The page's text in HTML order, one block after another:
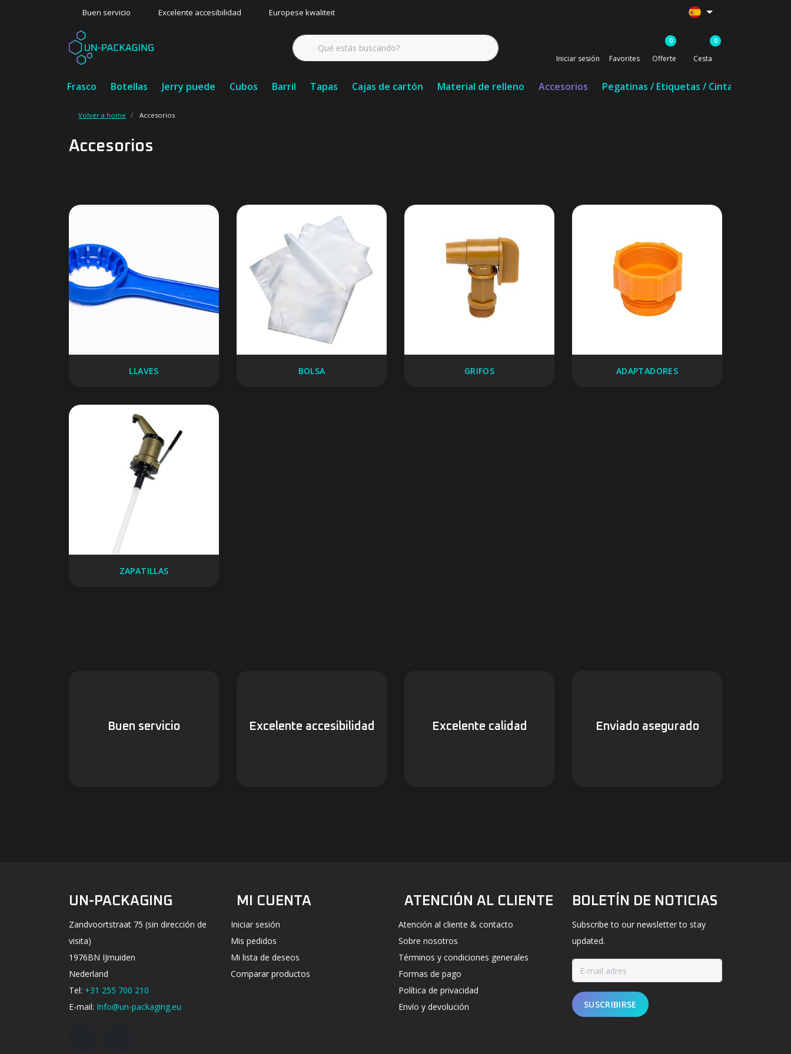
Buen servicio Excelente accesibilidad Europese kwaliteit
Iniciar sesión Favorites
0
Offerte
0
Cesta
Frasco Botellas Jerry puede Cubos Barril Tapas Cajas de cartón Material de relleno Accesorios Pegatinas / Etiquetas / Cinta
Volver a home Accesorios
Accesorios
LLAVES BOLSA GRIFOS ADAPTADORES
ZAPATILLAS
Buen servicio Excelente accesibilidad Excelente calidad Enviado asegurado
UN-PACKAGING
Zandvoortstraat 75 (sin dirección de
visita)
1976BN IJmuiden
Nederland
Tel: +31 255 700 210
E-mail: Info@un-packaging.eu
MI CUENTA
Iniciar sesión
Mis pedidos
Mi lista de deseos
Comparar productos
ATENCIÓN AL CLIENTE
Atención al cliente & contacto
Sobre nosotros
Términos y condiciones generales
Formas de pago
Política de privacidad
Envío y devolución
BOLETÍN DE NOTICIAS
Subscribe to our newsletter to stay
updated.
SUSCRIBIRSE